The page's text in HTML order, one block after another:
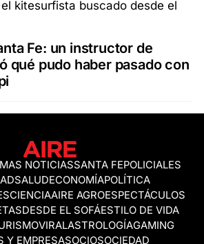
Fe: un instructor de
qué pudo haber pasado con
NOTICIASSANTA FEPOLICIALES
SALUDECONOMÍAPOLÍTICA
CIENCIAAIRE AGROESPECTÁCULOS
DESDE EL SOFÁESTILO DE VIDA
VIRALASTROLOGÍAGAMING
Y EMPRESASOCIOSOCIEDAD